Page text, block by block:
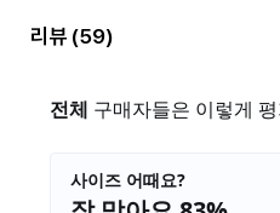
리뷰 (59)